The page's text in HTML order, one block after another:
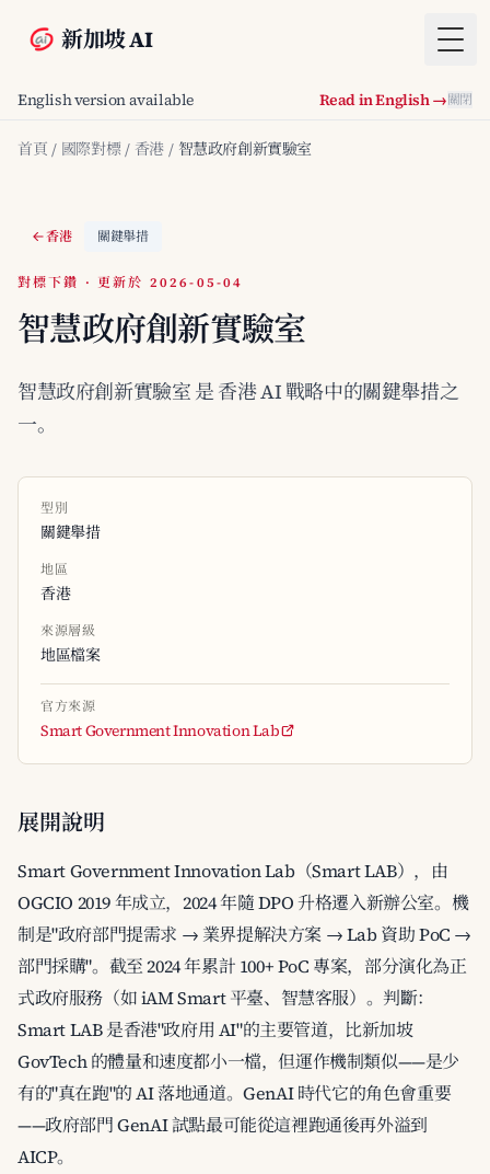
新加坡 AI
English version available Read in English →關閉
首頁 / 國際對標 / 香港 / 智慧政府創新實驗室
香港 關鍵舉措
對標下鑽 · 更新於 2026-05-04
智慧政府創新實驗室
智慧政府創新實驗室 是 香港 AI 戰略中的關鍵舉措之
一。
型別
關鍵舉措
地區
香港
來源層級
地區檔案
官方來源
Smart Government Innovation Lab
展開說明
Smart Government Innovation Lab（Smart LAB），由
OGCIO 2019 年成立，2024 年隨 DPO 升格遷入新辦公室。機
制是"政府部門提需求 → 業界提解決方案 → Lab 資助 PoC →
部門採購"。截至 2024 年累計 100+ PoC 專案，部分演化為正
式政府服務（如 iAM Smart 平臺、智慧客服）。判斷：
Smart LAB 是香港"政府用 AI"的主要管道，比新加坡
GovTech 的體量和速度都小一檔，但運作機制類似——是少
有的"真在跑"的 AI 落地通道。GenAI 時代它的角色會重要
——政府部門 GenAI 試點最可能從這裡跑通後再外溢到
AICP。